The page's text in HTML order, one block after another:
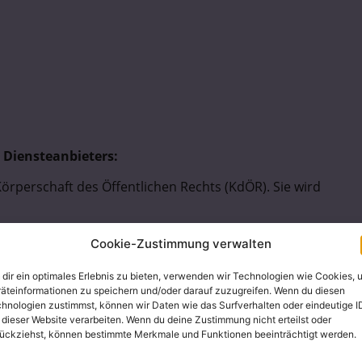
Cookie-Zustimmung verwalten
dir ein optimales Erlebnis zu bieten, verwenden wir Technologien wie Cookies,
zu speichern und/oder darauf zuzugreifen. Wenn du diesen
zustimmst, können wir Daten wie das Surfverhalten oder eindeutige
Website verarbeiten. Wenn du deine Zustimmung nicht erteilst oder
können bestimmte Merkmale und Funktionen beeinträchtigt werden.
des Öffentlichen Rechts (KdÖR). Sie wird
die
Wirkstatt evangelisch für Kirchen- und
in Bayern. Diese stellt eine rechtlich unselbstständige
in Bayern dar (Art. 38 Abs. 1 Alt. 1 Verfassung der
in der Evangelisch-Lutherische Kirche in